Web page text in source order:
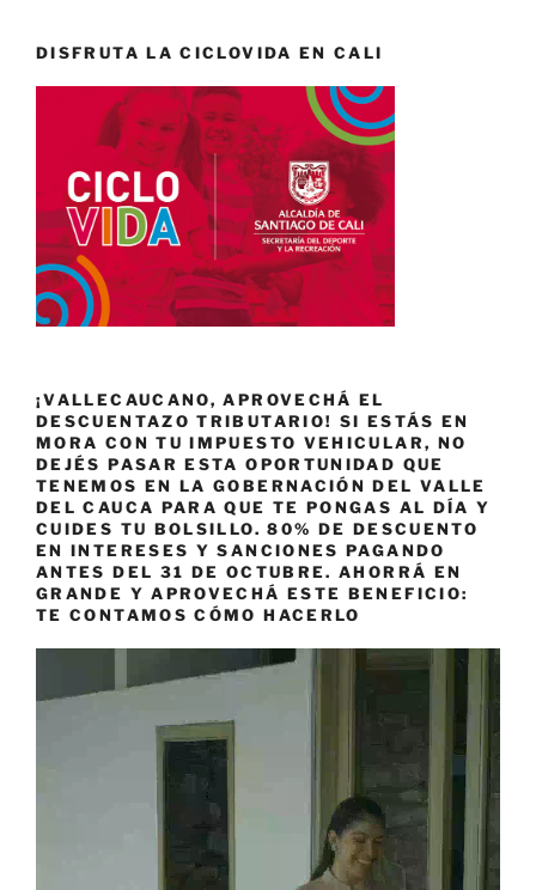
DISFRUTA LA CICLOVIDA EN CALI
¡VALLECAUCANO, APROVECHÁ EL
DESCUENTAZO TRIBUTARIO! SI ESTÁS EN
MORA CON TU IMPUESTO VEHICULAR, NO
DEJÉS PASAR ESTA OPORTUNIDAD QUE
TENEMOS EN LA GOBERNACIÓN DEL VALLE
DEL CAUCA PARA QUE TE PONGAS AL DÍA Y
CUIDES TU BOLSILLO. 80% DE DESCUENTO
EN INTERESES Y SANCIONES PAGANDO
ANTES DEL 31 DE OCTUBRE. AHORRÁ EN
GRANDE Y APROVECHÁ ESTE BENEFICIO:
TE CONTAMOS CÓMO HACERLO